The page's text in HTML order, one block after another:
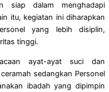
siap dalam menghadapi
itu, kegiatan ini diharapkan
yang lebih disiplin,
tinggi.
ayat-ayat suci dan
sedangkan Personel
ibadah yang dipimpin